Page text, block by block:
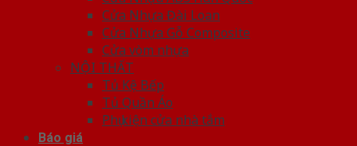
Cửa Nhựa Đài Loan
Cửa Nhựa Gỗ Composite
Cửa vòm nhựa
NỘI THẤT
Tủ Kệ Bếp
Tủ Quần Áo
Phụ kiện cửa nhà tắm
Báo giá